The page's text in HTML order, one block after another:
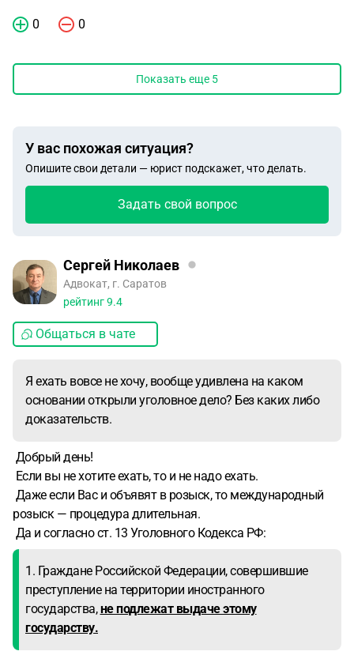
0 0
Показать еще 5
У вас похожая ситуация?
Опишите свои детали — юрист подскажет, что делать.
Задать свой вопрос
Сергей Николаев
Адвокат, г. Саратов
рейтинг9.4
Общаться в чате
Я ехать вовсе не хочу, вообще удивлена на каком
основании открыли уголовное дело? Без каких либо
доказательств.
Добрый день!
Если вы не хотите ехать, то и не надо ехать.
Даже если Вас и объявят в розыск, то международный
розыск — процедура длительная.
Да и согласно ст. 13 Уголовного Кодекса РФ:
1. Граждане Российской Федерации, совершившие
преступление на территории иностранного
государства,не подлежат выдаче этому
государству.